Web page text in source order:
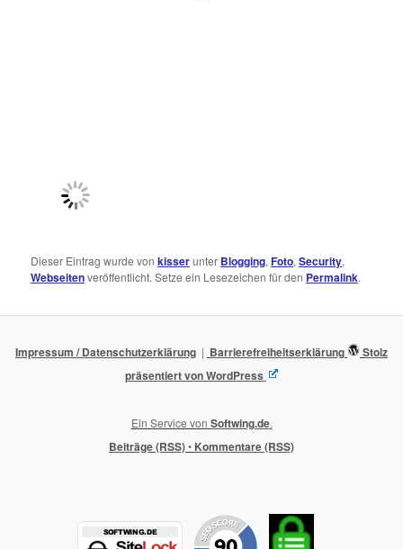
Dieser Eintrag wurde vonkisserunter Blogging,Foto,Security,
Webseitenveröffentlicht. Setze ein Lesezeichen für den Permalink.
Impressum / Datenschutzerklärung Barrierefreiheitserklärung
Stolz
präsentiert von WordPress
Ein Service von Softwing.de.
Beiträge (RSS)• Kommentare (RSS)